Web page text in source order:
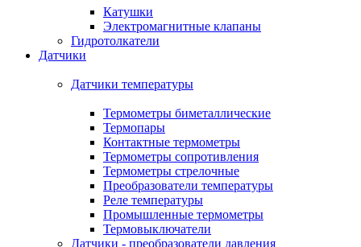
Катушки
Электромагнитные клапаны
Гидротолкатели
Датчики
Датчики температуры
Термометры биметаллические
Термопары
Контактные термометры
Термометры сопротивления
Термометры стрелочные
Преобразователи температуры
Реле температуры
Промышленные термометры
Термовыключатели
Датчики - преобразователи давления